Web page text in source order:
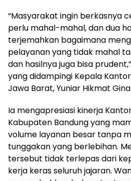
“Masyarakat ingin berkasnya
perlu mahal-mahal, dan dua
terjemahkan bagaimana
pelayanan yang tidak mahal
dan hasilnya juga bisa
yang didampingi Kepala
Jawa Barat, Yuniar Hikmat
Ia mengapresiasi kinerja
Kabupaten Bandung yang
volume layanan besar tanpa
tunggakan yang berlebihan.
tersebut tidak terlepas dari
kerja keras seluruh jajaran.